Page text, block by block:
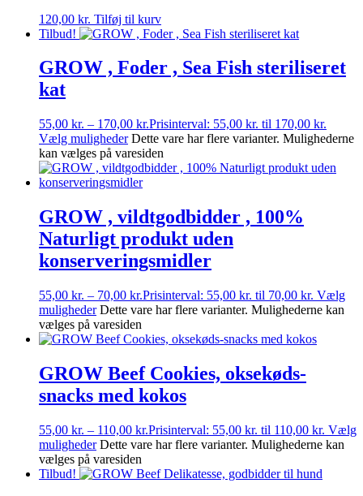
120,00 kr. Tilføj til kurv
Tilbud!
GROW , Foder , Sea Fish steriliseret
kat
55,00 kr. – 170,00 kr.Prisinterval: 55,00 kr. til 170,00 kr.
Vælg muligheder Dette vare har flere varianter. Mulighederne
kan vælges på varesiden
GROW , vildtgodbidder , 100%
Naturligt produkt uden
konserveringsmidler
55,00 kr. – 70,00 kr.Prisinterval: 55,00 kr. til 70,00 kr. Vælg
muligheder Dette vare har flere varianter. Mulighederne kan
vælges på varesiden
GROW Beef Cookies, oksekøds-
snacks med kokos
55,00 kr. – 110,00 kr.Prisinterval: 55,00 kr. til 110,00 kr. Vælg
muligheder Dette vare har flere varianter. Mulighederne kan
vælges på varesiden
Tilbud!